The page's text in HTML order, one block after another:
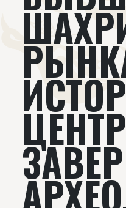
Книги